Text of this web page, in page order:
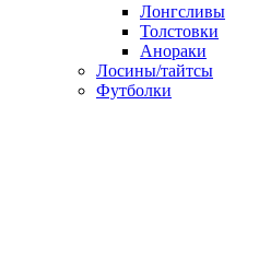
Лонгсливы
Толстовки
Анораки
Лосины/тайтсы
Футболки